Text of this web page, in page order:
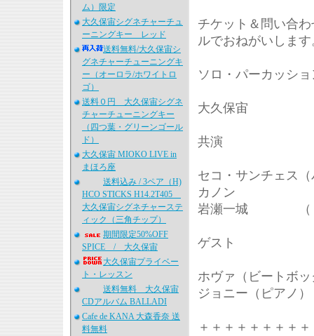
ム）限定
大久保宙シグネチャーチュ
ーニングキー レッド
送料無料/大久保宙シ
グネチャーチューニングキ
ー（オーロラ/ホワイトロ
ゴ）
送料０円 大久保宙シグネ
チャーチューニングキー
（四つ葉・グリーンゴール
ド）
大久保宙 MIOKO LIVE in
まほろ座
送料込み / 3ペア（H)
HCO STICKS H14.2T405
大久保宙シグネチャーステ
ィック（三角チップ）
期間限定50%OFF
SPICE / 大久保宙
大久保宙プライベー
ト・レッスン
送料無料 大久保宙
CDアルバム BALLADI
Cafe de KANA 大森香奈 送
料無料
チケット＆問い合
ルでおねがいします
ソロ・パーカッショ
大久保宙
共演
セコ・サンチェス
カノ
岩瀬一城
ゲスト
ホヴァ （ビートボ
ジョニー （ピアノ）
＋＋＋＋＋＋＋＋